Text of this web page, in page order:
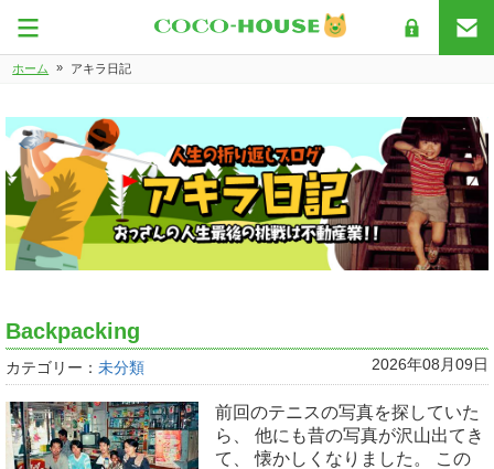
ホーム » アキラ日記
Backpacking
カテゴリー： 未分類 2026年08月09日
前回のテニスの写真を探していた
ら、 他にも昔の写真が沢山出てき
て、 懐かしくなりました。 この